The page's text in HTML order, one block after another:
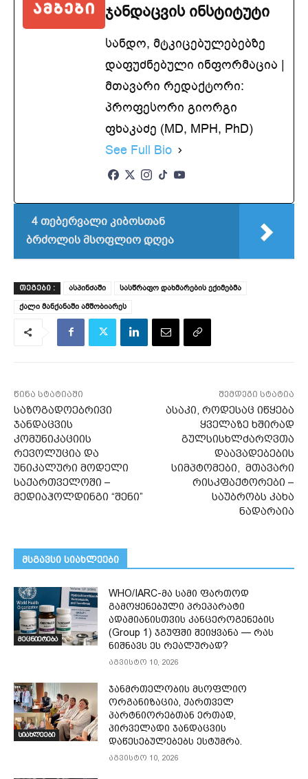
ჯანდაცვის ინსტიტუტი
სანდო, მტკიცებულებებზე
დაფუძნებული ინფორმაცია |
მთავარი რედაქტორი:
პროფესორი გიორგი
ფხაკაძე (MD, MPH, PhD)
See Full Bio
4 თებერვალი კიბოსთან
ბრძოლის მსოფლიო დღეა
ᲗᲔᲒᲔᲑᲘ : ასპინძაში
სასწრაფო დახმარების ექიმებმა
ქალი მანქანაში ამშობიარეს
წინა სტატიაში
საზოგადოებრივი
ჯანდაცვის
კომუნიკაციის
რევოლუცია და
უნიკალური მოდელი
საქართველოში –
მედიაჰოლდინგი “შენი”
შემდეგი სტატია
ასაკი, როდესაც იწყება
ყველაზე ხშირად
გულსისხლძარღვთა
დაავადებების
სიმპტომები, მთავარი
რისკფაქტორები –
საუბრობს კახა
ნადარაია
მსგავსი სიახლეები
მეცნიერება
WHO/IARC-მა სამი ფართოდ
გამოყენებული პრეპარატი
ადამიანისთვის კანცეროგენების
(Group 1) ჯგუფში შეიყვანა — რას
ნიშნავს ეს რეალურად?
აგვისტო 10, 2026
სიახლეები
ჯანმრთელობის მსოფლიო
ორგანიზაცია, ქართველ
პარტნიორებთან ერთად,
პირველადი ჯანდაცვის
დაწესებულებებს ესტუმრა.
აგვისტო 10, 2026